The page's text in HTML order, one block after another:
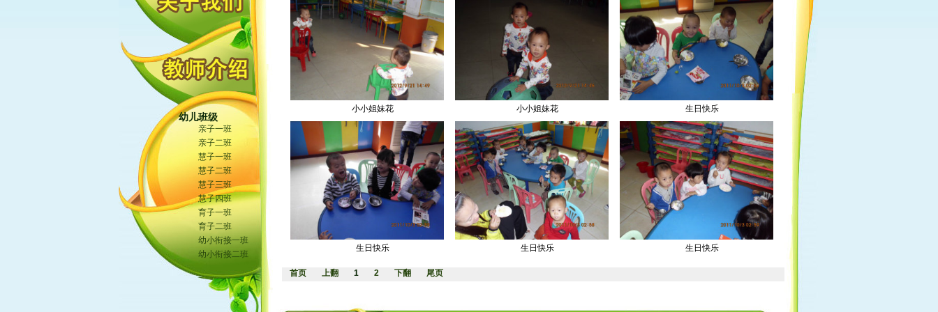
幼儿班级
亲子一班
亲子二班
慧子一班
慧子二班
慧子三班
慧子四班
育子一班
育子二班
幼小衔接一班
幼小衔接二班
小小姐妹花 小小姐妹花 生日快乐
生日快乐 生日快乐 生日快乐
首页 上翻 1 2 下翻 尾页